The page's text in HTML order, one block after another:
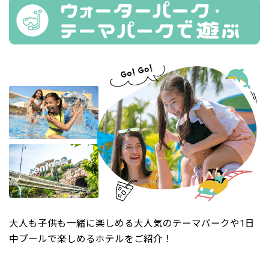
大人も子供も一緒に楽しめる大人気のテーマパークや1日
中プールで楽しめるホテルをご紹介！